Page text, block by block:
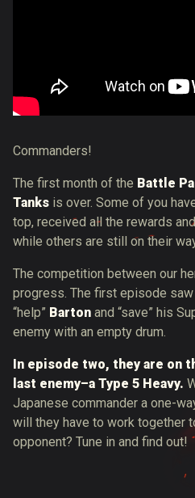
Commanders!
The first month of the Battle
Tanks is over. Some of you
top, received all the rewards
while others are still on their
The competition between our
progress. The first episode saw
“help” Barton and “save” his
enemy with an empty drum.
In episode two, they are on
last enemy–a Type 5 Heavy.
Japanese commander a one-
will they have to work together
opponent? Tune in and find out!